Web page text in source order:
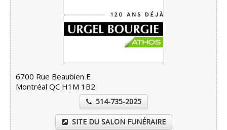
6700 Rue Beaubien E
Montréal QC H1M 1B2
514-735-2025
SITE DU SALON FUNÉRAIRE